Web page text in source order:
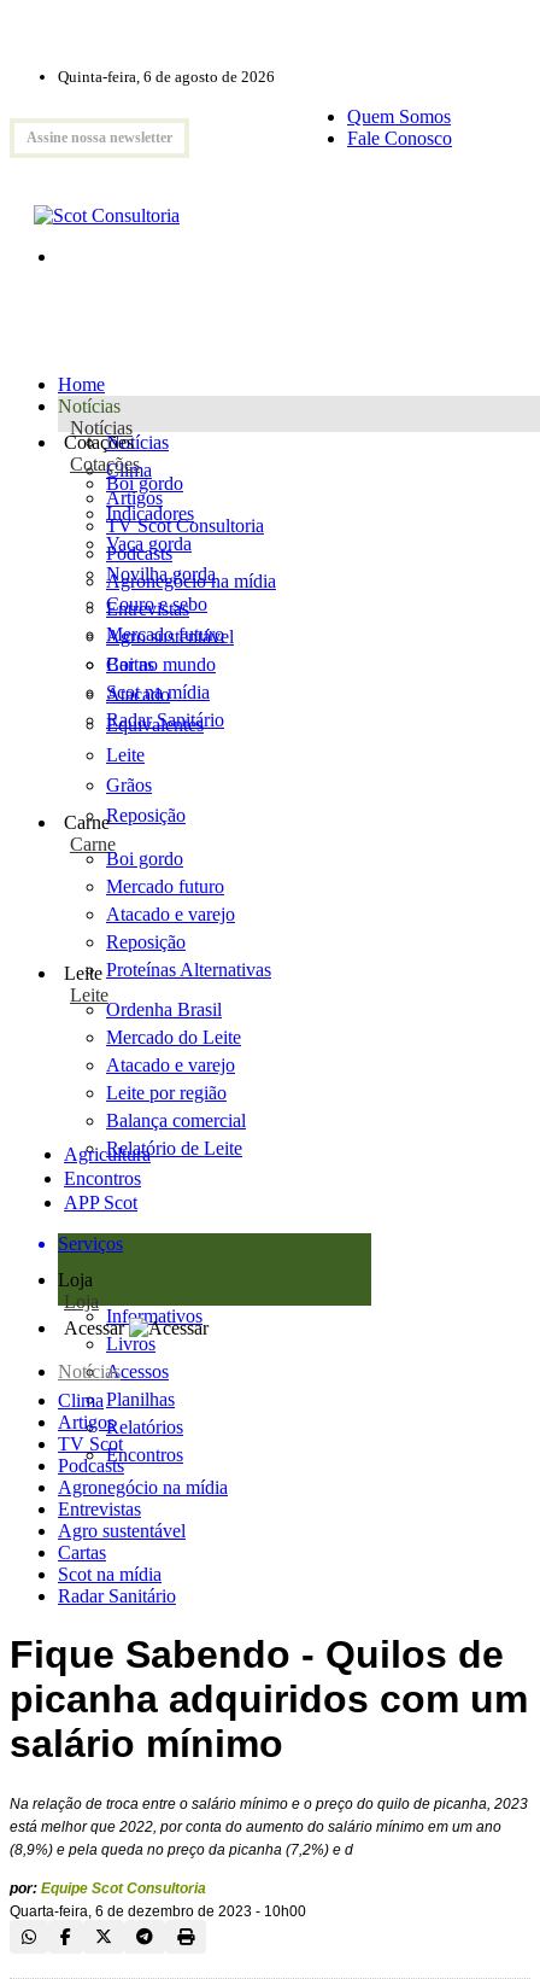
Quinta-feira, 6 de agosto de 2026
Assine nossa newsletter
Quem Somos
Fale Conosco
Home
Notícias
Notícias
Notícias
Clima
Artigos
TV Scot Consultoria
Podcasts
Agronegócio na mídia
Entrevistas
Agro sustentável
Cartas
Scot na mídia
Radar Sanitário
Cotações
Cotações
Boi gordo
Indicadores
Vaca gorda
Novilha gorda
Couro e sebo
Mercado futuro
Boi no mundo
Atacado
Equivalentes
Leite
Grãos
Reposição
Carne
Carne
Boi gordo
Mercado futuro
Atacado e varejo
Reposição
Proteínas Alternativas
Leite
Leite
Ordenha Brasil
Mercado do Leite
Atacado e varejo
Leite por região
Balança comercial
Relatório de Leite
Agricultura
Encontros
APP Scot
Serviços
Loja
Loja
Informativos
Livros
Acessos
Planilhas
Relatórios
Encontros
Acessar
Notícias
Clima
Artigos
TV Scot
Podcasts
Agronegócio na mídia
Entrevistas
Agro sustentável
Cartas
Scot na mídia
Radar Sanitário
Fique Sabendo - Quilos de
picanha adquiridos com um
salário mínimo
Na relação de troca entre o salário mínimo e o preço do quilo de picanha, 2023
está melhor que 2022, por conta do aumento do salário mínimo em um ano
(8,9%) e pela queda no preço da picanha (7,2%) e d
por: Equipe Scot Consultoria
Quarta-feira, 6 de dezembro de 2023 - 10h00